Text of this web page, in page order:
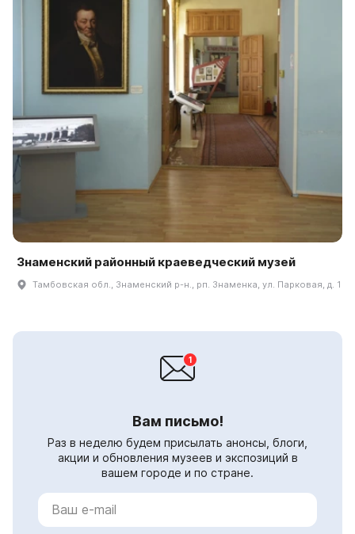
Знаменский районный краеведческий музей
Тамбовская обл., Знаменский р-н., рп. Знаменка, ул. Парковая, д. 1
Вам письмо!
Раз в неделю будем присылать анонсы, блоги,
акции и обновления музеев и экспозиций в
вашем городе и по стране.